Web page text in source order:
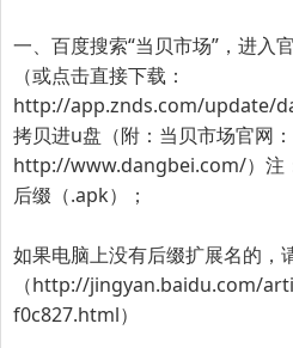
一、百度搜索“当贝市场”，进入
（或点击直接下载：
http://app.znds.com/update/
拷贝进u盘（附：当贝市场官网：
http://www.dangbei.com/） 注
后缀（.apk）
；
如果电脑上没有后缀扩展名的，
（http://jingyan.baidu.com/
f0c827.html）